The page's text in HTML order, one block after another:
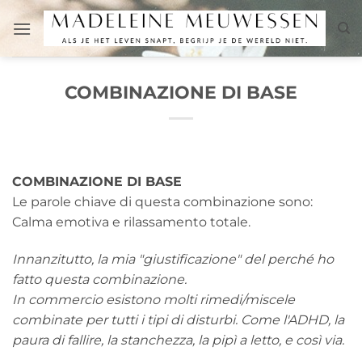
contenuti
COMBINAZIONE DI BASE
COMBINAZIONE DI BASE
Le parole chiave di questa combinazione sono:
Calma emotiva e rilassamento totale.
Innanzitutto, la mia "giustificazione" del perché ho
fatto questa combinazione.
In commercio esistono molti rimedi/miscele
combinate per tutti i tipi di disturbi. Come l'ADHD, la
paura di fallire, la stanchezza, la pipì a letto, e così via.